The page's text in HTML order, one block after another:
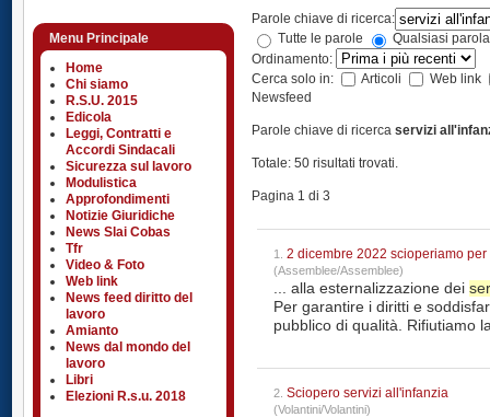
Menu Principale
Home
Chi siamo
R.S.U. 2015
Edicola
Leggi, Contratti e
Accordi Sindacali
Sicurezza sul lavoro
Modulistica
Approfondimenti
Notizie Giuridiche
News Slai Cobas
Tfr
Video & Foto
Web link
News feed diritto del
lavoro
Amianto
News dal mondo del
lavoro
Libri
Elezioni R.s.u. 2018
Parole chiave di ricerca:
Tutte le parole
Qualsiasi parola
Ordinamento:
Cerca solo in:
Articoli
Web link
Newsfeed
Parole chiave di ricerca servizi
Totale: 50 risultati trovati.
Pagina 1 di 3
1. 2 dicembre 2022 scioperiamo
(Assemblee/Assemblee)
... alla esternalizzazione dei
Per garantire i diritti e
pubblico di
2. Sciopero servizi all'infanzia
(Volantini/Volantini)